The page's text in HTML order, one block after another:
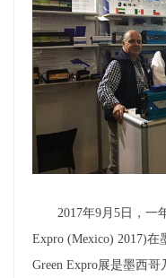
2017年9月5日，一年
Expro (Mexico) 2017)
Green Expro展是墨西